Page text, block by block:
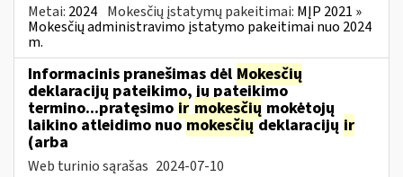
Metai: 2024 Mokesčių įstatymų pakeitimai: MĮP 2021 »
Mokesčių administravimo įstatymo pakeitimai nuo 2024
m.
Informacinis pranešimas dėl Mokesčių
deklaracijų pateikimo, jų pateikimo
termino...pratęsimo ir mokesčių mokėtojų
laikino atleidimo nuomokesčiųdeklaracijų ir
(arba
Web turinio sąrašas 2024-07-10